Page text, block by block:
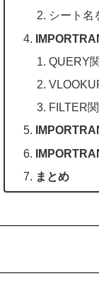
シート名
QUERY
FILTER
まとめ